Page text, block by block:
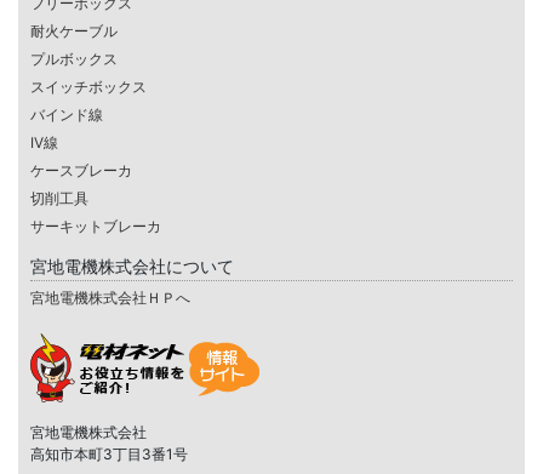
耐火ケーブル
プルボックス
スイッチボックス
バインド線
IV線
ケースブレーカ
切削工具
サーキットブレーカ
宮地電機株式会社について
宮地電機株式会社ＨＰへ
宮地電機株式会社
高知市本町3丁目3番1号